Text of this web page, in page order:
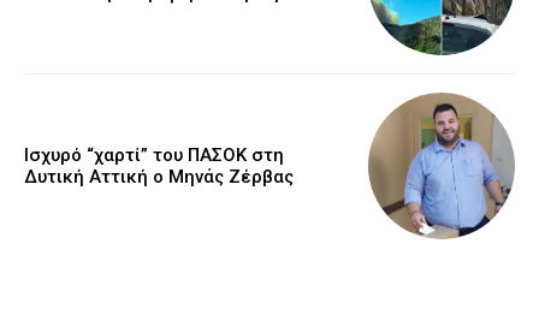
Ισχυρό “χαρτί” του ΠΑΣΟΚ στη
Δυτική Αττική ο Μηνάς Ζέρβας